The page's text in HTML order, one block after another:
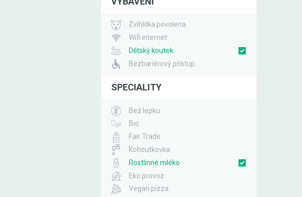
Zvířátka povolena
Wifi internet
Dětský koutek
Bezbariérový přístup
SPECIALITY
Bez lepku
Bio
Fair Trade
Kohoutkovka
Rostlinné mléko
Eko provoz
Vegan pizza